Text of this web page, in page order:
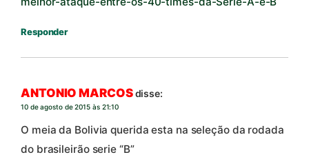
Responder
ANTONIO MARCOSdisse:
10 de agosto de 2015 às 21:10
O meia da Bolivia querida esta na seleção da rodada
do brasileirão serie “B”